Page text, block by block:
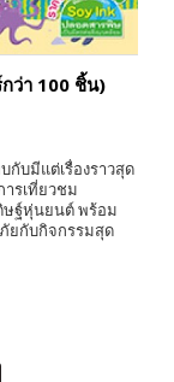
ว่า 100 ชิ้น)
กับมีแต่เรื่องราวสุด
รเที่ยวชม
ษฐ์หุ่นยนต์ พร้อม
ภัยกับกิจกรรมสุด